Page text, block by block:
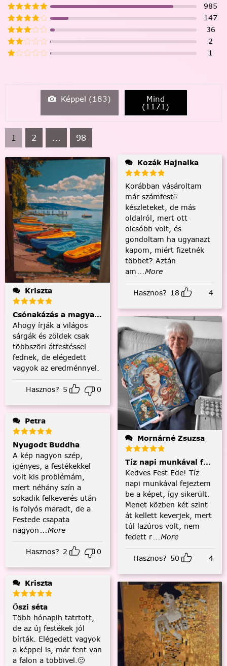
985
147
36
2
1
Képpel (183) Mind
(1171)
1 2 ... 98
Kriszta
Csónakázás a magyar tengeren
Ahogy írják a világos
sárgák és zöldek csak
többszöri átfestéssel
fednek, de elégedett
vagyok az eredménnyel.
Hasznos? 5 0
Petra
Nyugodt Buddha
A kép nagyon szép,
igényes, a festékekkel
volt kis problémám,
mert néhány szín a
sokadik felkeverés után
is folyós maradt, de a
Festede csapata
nagyon ...More
Hasznos? 2 0
Kriszta
Őszi séta
Több hónapih tatrtott,
de az új festékek jól
bírták. Elégedett vagyok
a képpel is, már fent van
a falon a többivel.🙂
Kozák Hajnalka
Korábban vásároltam
már számfestő
készleteket, de más
oldalról, mert ott
olcsóbb volt, és
gondoltam ha ugyanazt
kapom, miért fizetnék
többet? Aztán
am ...More
Hasznos? 18 4
Mornárné Zsuzsa
Tíz napi munkával
Kedves Fest Ede! Tíz
napi munkával fejeztem
be a képet, így sikerült.
Menet közben két szint
át kellett keverjek, mert
túl lazúros volt, nem
fedett r...More
Hasznos? 50 4